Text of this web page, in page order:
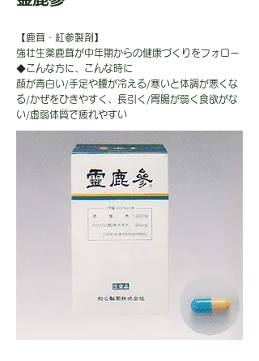
【鹿茸・紅参製剤】
強壮生薬鹿茸が中年期からの健康づくりをフォロー
◆こんな方に、こんな時に
顔が青白い/手足や腰が冷える/寒いと体調が悪くな
る/かぜをひきやすく、長引く/胃腸が弱く食欲がな
い/虚弱体質で疲れやすい